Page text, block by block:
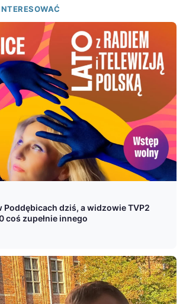
Poddębicach dziś, a widzowie TVP2
coś zupełnie innego